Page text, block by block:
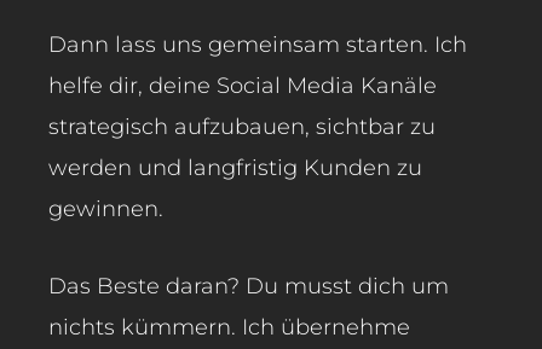
Dann lass uns gemeinsam starten. Ich
helfe dir, deine Social Media Kanäle
strategisch aufzubauen, sichtbar zu
werden und langfristig Kunden zu
gewinnen.
Das Beste daran? Du musst dich um
nichts kümmern. Ich übernehme